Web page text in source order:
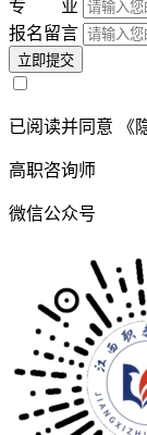
专 业
报名留言
立即提交
已阅读并同意 《
高职咨询师
微信公众号